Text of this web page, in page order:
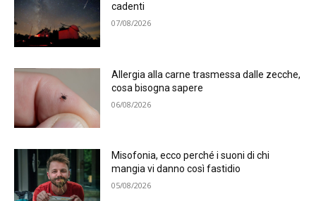
cadenti
07/08/2026
Allergia alla carne trasmessa dalle zecche,
cosa bisogna sapere
06/08/2026
Misofonia, ecco perché i suoni di chi
mangia vi danno così fastidio
05/08/2026